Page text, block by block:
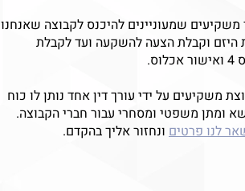
שמעוניינים להיכנס לקבוצה שאנחנו
היזם וקבלת הצעה להשקעה ועד לקבלת
משקיעים על ידי עורך דין אחד נותן לו כוח
ומתן משפטי ומסחרי עבור חברי הקבוצה.
לנו פרטים ונחזור אליך בהקדם.